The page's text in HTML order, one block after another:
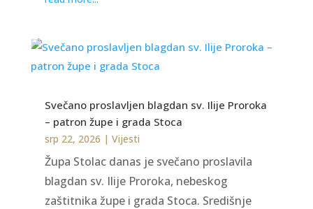
Svečano proslavljen blagdan sv. Ilije Proroka
– patron župe i grada Stoca
srp 22, 2026 | Vijesti
Župa Stolac danas je svečano proslavila
blagdan sv. Ilije Proroka, nebeskog
zaštitnika župe i grada Stoca. Središnje